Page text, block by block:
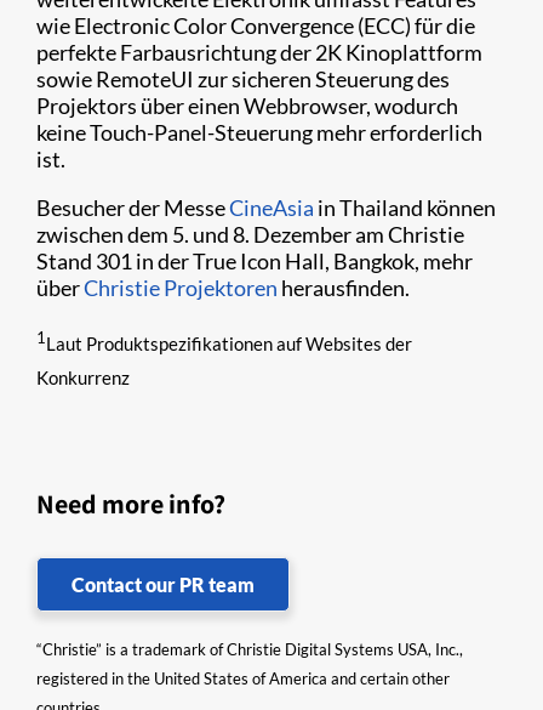
wie Electronic Color Convergence (ECC) für die
perfekte Farbausrichtung der 2K Kinoplattform
sowie RemoteUI zur sicheren Steuerung des
Projektors über einen Webbrowser, wodurch
keine Touch-Panel-Steuerung mehr erforderlich
ist.
Besucher der MesseCineAsia in Thailand können
zwischen dem 5. und 8. Dezember am Christie
Stand 301 in der True Icon Hall, Bangkok, mehr
überChristie Projektoren herausfinden.
1 Laut Produktspezifikationen auf Websites der
Konkurrenz
Need more info?
Contact our PR team
“Christie” is a trademark of Christie Digital Systems USA, Inc.,
registered in the United States of America and certain other